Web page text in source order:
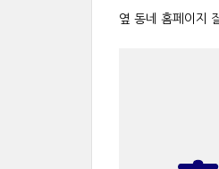
옆 동네 홈페이지